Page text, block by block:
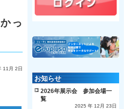
っ
11月 2日
お知らせ
2026年展示会 参加会場一
覧
2025 年 12月 23日